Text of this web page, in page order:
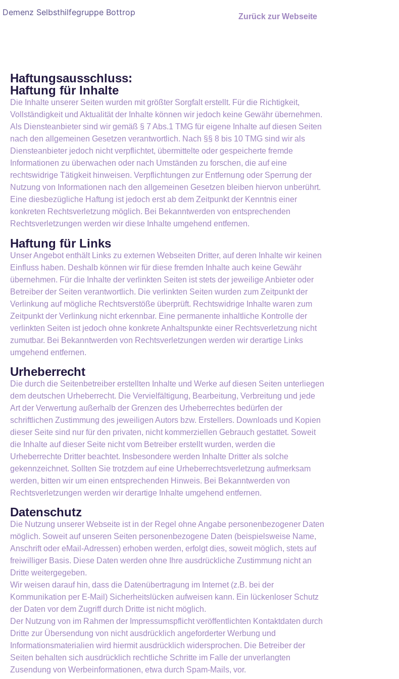
Zurück zur Webseite
Haftungsausschluss:
Haftung für Inhalte
Die Inhalte unserer Seiten wurden mit größter Sorgfalt erstellt. Für die Richtigkeit,
Vollständigkeit und Aktualität der Inhalte können wir jedoch keine Gewähr übernehmen.
Als Diensteanbieter sind wir gemäß § 7 Abs.1 TMG für eigene Inhalte auf diesen Seiten
nach den allgemeinen Gesetzen verantwortlich. Nach §§ 8 bis 10 TMG sind wir als
Diensteanbieter jedoch nicht verpflichtet, übermittelte oder gespeicherte fremde
Informationen zu überwachen oder nach Umständen zu forschen, die auf eine
rechtswidrige Tätigkeit hinweisen. Verpflichtungen zur Entfernung oder Sperrung der
Nutzung von Informationen nach den allgemeinen Gesetzen bleiben hiervon unberührt.
Eine diesbezügliche Haftung ist jedoch erst ab dem Zeitpunkt der Kenntnis einer
konkreten Rechtsverletzung möglich. Bei Bekanntwerden von entsprechenden
Rechtsverletzungen werden wir diese Inhalte umgehend entfernen.
Haftung für Links
Unser Angebot enthält Links zu externen Webseiten Dritter, auf deren Inhalte wir keinen
Einfluss haben. Deshalb können wir für diese fremden Inhalte auch keine Gewähr
übernehmen. Für die Inhalte der verlinkten Seiten ist stets der jeweilige Anbieter oder
Betreiber der Seiten verantwortlich. Die verlinkten Seiten wurden zum Zeitpunkt der
Verlinkung auf mögliche Rechtsverstöße überprüft. Rechtswidrige Inhalte waren zum
Zeitpunkt der Verlinkung nicht erkennbar. Eine permanente inhaltliche Kontrolle der
verlinkten Seiten ist jedoch ohne konkrete Anhaltspunkte einer Rechtsverletzung nicht
zumutbar. Bei Bekanntwerden von Rechtsverletzungen werden wir derartige Links
umgehend entfernen.
Urheberrecht
Die durch die Seitenbetreiber erstellten Inhalte und Werke auf diesen Seiten unterliegen
dem deutschen Urheberrecht. Die Vervielfältigung, Bearbeitung, Verbreitung und jede
Art der Verwertung außerhalb der Grenzen des Urheberrechtes bedürfen der
schriftlichen Zustimmung des jeweiligen Autors bzw. Erstellers. Downloads und Kopien
dieser Seite sind nur für den privaten, nicht kommerziellen Gebrauch gestattet. Soweit
die Inhalte auf dieser Seite nicht vom Betreiber erstellt wurden, werden die
Urheberrechte Dritter beachtet. Insbesondere werden Inhalte Dritter als solche
gekennzeichnet. Sollten Sie trotzdem auf eine Urheberrechtsverletzung aufmerksam
werden, bitten wir um einen entsprechenden Hinweis. Bei Bekanntwerden von
Rechtsverletzungen werden wir derartige Inhalte umgehend entfernen.
Datenschutz
Die Nutzung unserer Webseite ist in der Regel ohne Angabe personenbezogener Daten
möglich. Soweit auf unseren Seiten personenbezogene Daten (beispielsweise Name,
Anschrift oder eMail-Adressen) erhoben werden, erfolgt dies, soweit möglich, stets auf
freiwilliger Basis. Diese Daten werden ohne Ihre ausdrückliche Zustimmung nicht an
Dritte weitergegeben.
Wir weisen darauf hin, dass die Datenübertragung im Internet (z.B. bei der
Kommunikation per E-Mail) Sicherheitslücken aufweisen kann. Ein lückenloser Schutz
der Daten vor dem Zugriff durch Dritte ist nicht möglich.
Der Nutzung von im Rahmen der Impressumspflicht veröffentlichten Kontaktdaten durch
Dritte zur Übersendung von nicht ausdrücklich angeforderter Werbung und
Informationsmaterialien wird hiermit ausdrücklich widersprochen. Die Betreiber der
Seiten behalten sich ausdrücklich rechtliche Schritte im Falle der unverlangten
Zusendung von Werbeinformationen, etwa durch Spam-Mails, vor.